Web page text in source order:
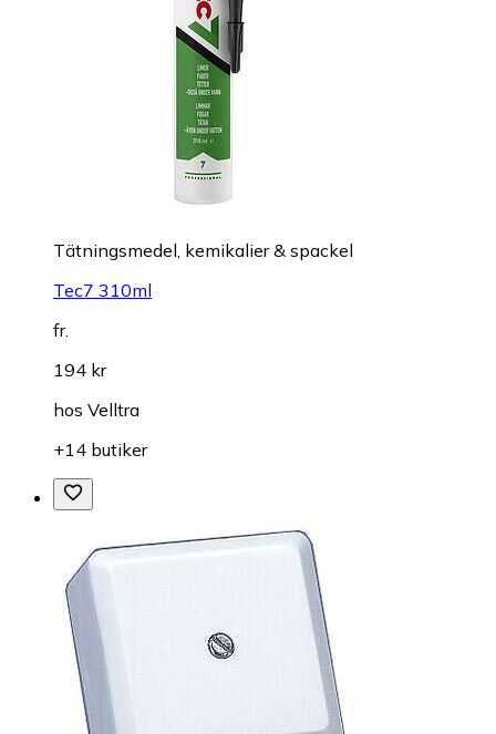
Tätningsmedel, kemikalier & spackel
Tec7 310ml
fr.
194 kr
hos Velltra
+14 butiker